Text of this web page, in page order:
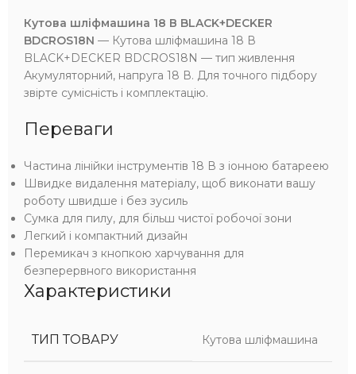
Кутова шліфмашина 18 В BLACK+DECKER
BDCROS18N — Кутова шліфмашина 18 В
BLACK+DECKER BDCROS18N — тип живлення
Акумуляторний, напруга 18 В. Для точного підбору
звірте сумісність і комплектацію.
Переваги
Частина лінійки інструментів 18 В з іонною батареею
Швидке видалення матеріалу, щоб виконати вашу
роботу швидше і без зусиль
Сумка для пилу, для більш чистої робочої зони
Легкий і компактний дизайн
Перемикач з кнопкою харчування для
безперервного використання
Характеристики
ТИП ТОВАРУ Кутова шліфмашина